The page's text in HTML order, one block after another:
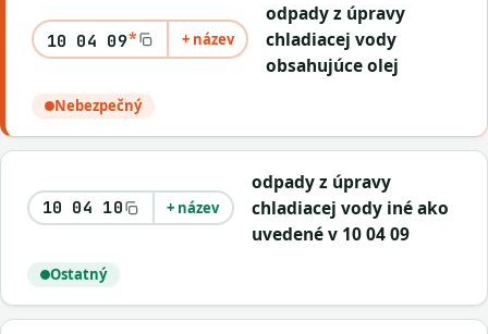
10 04 09* + název
odpady z úpravy
chladiacej vody
obsahujúce olej
Nebezpečný
10 04 10 + název
odpady z úpravy
chladiacej vody iné ako
uvedené v 10 04 09
Ostatný